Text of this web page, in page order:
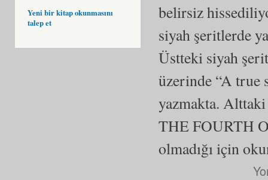
Yeni bir kitap okunmasını
talep et
belirsiz
siyah şeritlerde
Üstteki siyah
üzerinde “A true
yazmakta.
THE FOURTH
olmadığı için